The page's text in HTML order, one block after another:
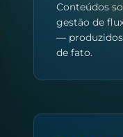
Conteúdos
gestão de
—
de fato.